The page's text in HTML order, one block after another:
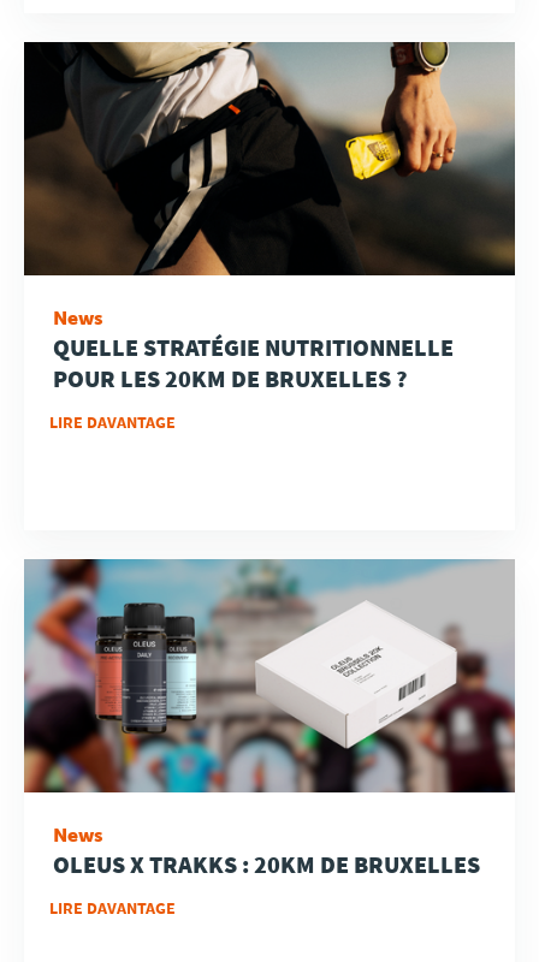
News
QUELLE STRATÉGIE NUTRITIONNELLE
POUR LES 20KM DE BRUXELLES ?
LIRE DAVANTAGE
News
OLEUS X TRAKKS : 20KM DE BRUXELLES
LIRE DAVANTAGE